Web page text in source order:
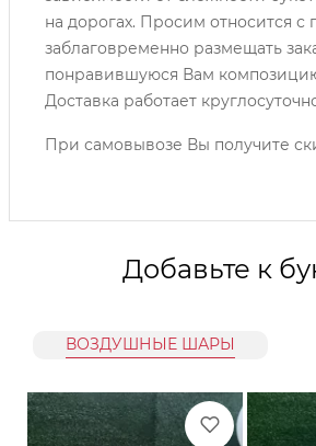
на дорогах. Просим относится
заблаговременно размещать
понравившуюся Вам
Доставка работает
При самовывозе Вы получите
Добавьте к
ВОЗДУШНЫЕ ШАРЫ